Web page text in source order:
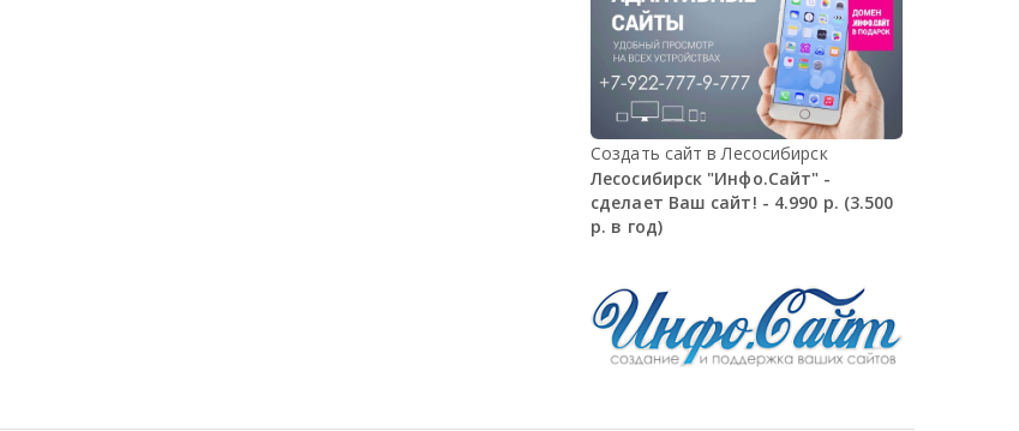
Создать сайт в Лесосибирск
Лесосибирск "Инфо.Сайт" -
сделает Ваш сайт! - 4.990 р. (3.500
р. в год)